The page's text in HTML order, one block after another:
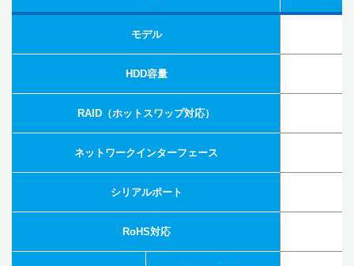
モデル
HDD容量
RAID（ホットスワップ対応）
ネットワークインターフェース
シリアルポート
RoHS対応